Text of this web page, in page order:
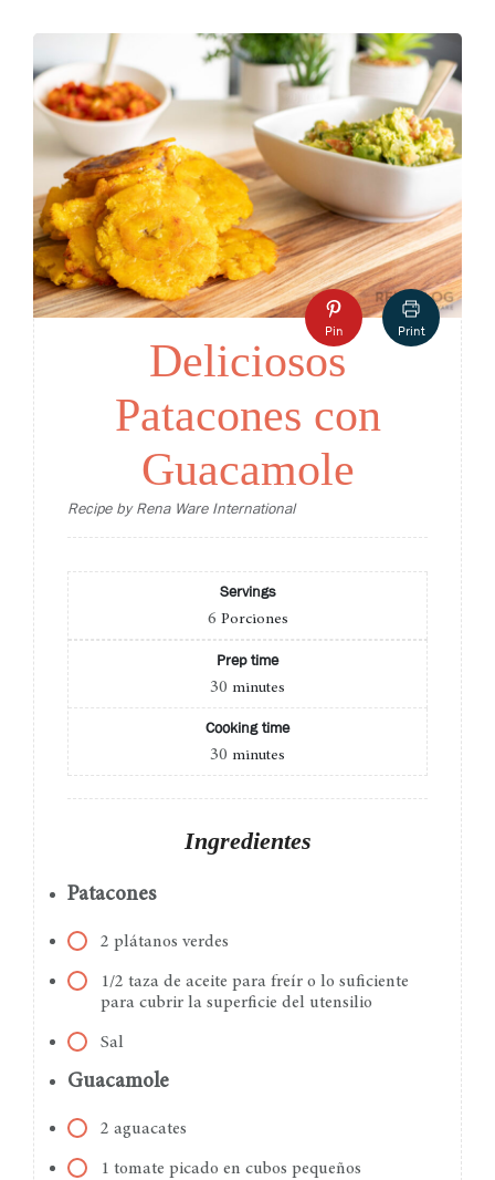
Pin Print
Deliciosos
Patacones con
Guacamole
Recipe by Rena Ware International
Servings
6 Porciones
Prep time
30 minutes
Cooking time
30 minutes
Ingredientes
Patacones
2 plátanos verdes
1/2 taza de aceite para freír o lo suficiente
para cubrir la superficie del utensilio
Sal
Guacamole
2 aguacates
1 tomate picado en cubos pequeños